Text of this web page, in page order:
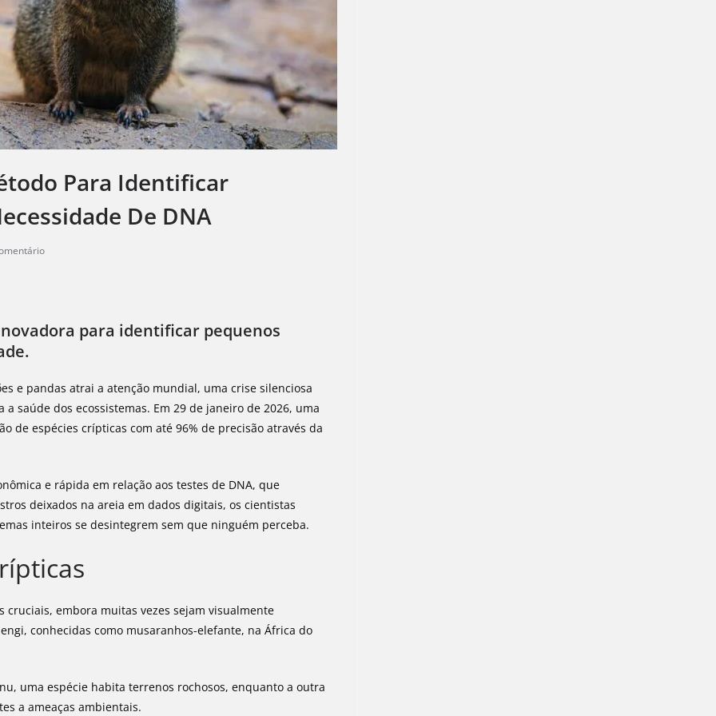
Para Identificar
De DNA
para identificar pequenos
e pandas atrai a atenção mundial, uma crise silenciosa
saúde dos ecossistemas. Em 29 de janeiro de 2026, uma
de espécies crípticas com até 96% de precisão através da
e rápida em relação aos testes de DNA, que
deixados na areia em dados digitais, os cientistas
inteiros se desintegrem sem que ninguém perceba.
cruciais, embora muitas vezes sejam visualmente
conhecidas como musaranhos-elefante, na África do
uma espécie habita terrenos rochosos, enquanto a outra
a ameaças ambientais.